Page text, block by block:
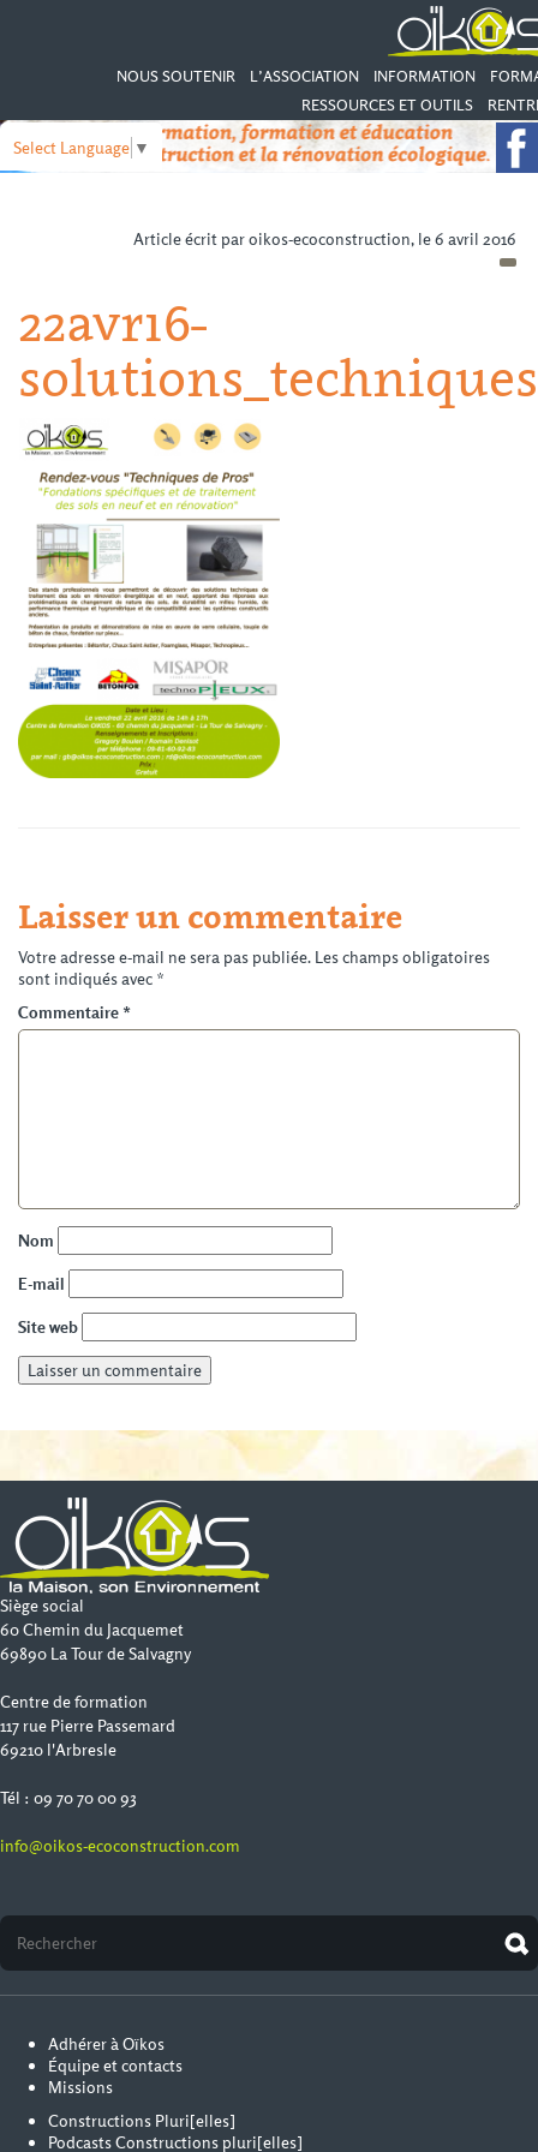
NOUS SOUTENIR L’ASSOCIATION INFORMATION
RESSOURCES ET OUTILS
Select Language ▼
Article écrit par oikos-ecoconstruction, le 6 avril 2016
22avr16-
Laisser un commentaire
Votre adresse e-mail ne sera pas publiée. Les champs obligatoires
sont indiqués avec *
Commentaire *
Nom
E-mail
Site web
Siège social
60 Chemin du Jacquemet
69890 La Tour de Salvagny
Centre de formation
117 rue Pierre Passemard
69210 l'Arbresle
Tél : 09 70 70 00 93
info@oikos-ecoconstruction.com
Adhérer à Oïkos
Équipe et contacts
Missions
Constructions Pluri[elles]
Podcasts Constructions pluri[elles]